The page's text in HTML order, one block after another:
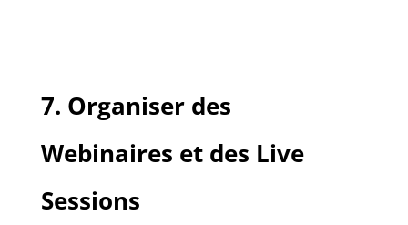
7. Organiser des
Webinaires et des Live
Sessions